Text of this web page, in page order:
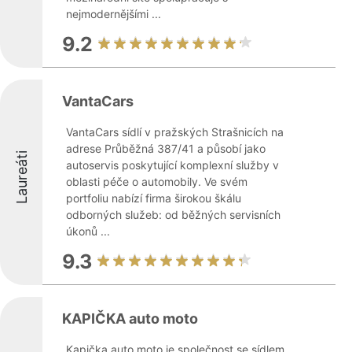
nejmodernějšími ...
9.2
Laureáti
VantaCars
VantaCars sídlí v pražských Strašnicích na
adrese Průběžná 387/41 a působí jako
autoservis poskytující komplexní služby v
oblasti péče o automobily. Ve svém
portfoliu nabízí firma širokou škálu
odborných služeb: od běžných servisních
úkonů ...
9.3
KAPIČKA auto moto
Kapička auto moto je společnost se sídlem